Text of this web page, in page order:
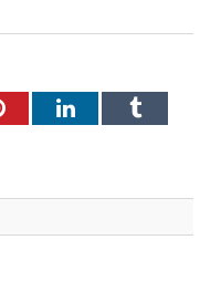
PinterestLinkedInTumblr